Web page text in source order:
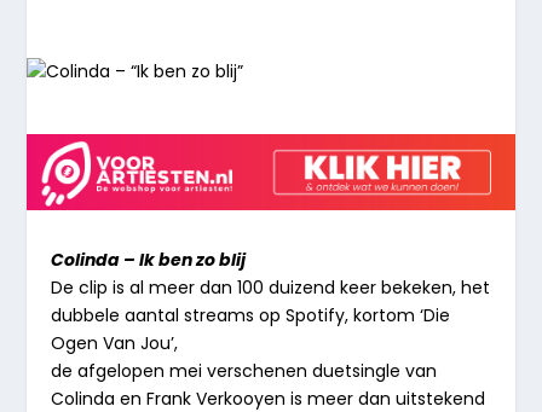
Colinda – Ik ben zo blij
De clip is al meer dan 100 duizend keer bekeken, het
dubbele aantal streams op Spotify, kortom ‘Die
Ogen Van Jou’,
de afgelopen mei verschenen duetsingle van
Colinda en Frank Verkooyen is meer dan uitstekend